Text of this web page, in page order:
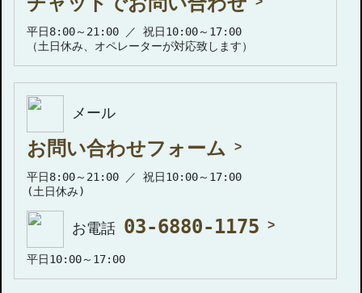
平日8:00～21:00 ／ 祝日10:00～17:00
（土日休み、オペレーターが対応致します）
メール
お問い合わせフォーム
平日8:00～21:00 ／ 祝日10:00～17:00
(土日休み)
お電話 03-6880-1175
平日10:00～17:00